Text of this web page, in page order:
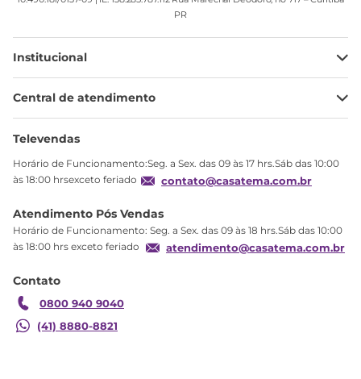
PR
Institucional
Minha Conta
Meus pedidos
Troca
Garantia
Central de atendimento
Ajuda
Televendas
Horário de Funcionamento:Seg. a Sex. das 09 às 17 hrs.Sáb das 10:00
às 18:00 hrsexceto feriado
contato@casatema.com.br
Atendimento Pós Vendas
Horário de Funcionamento: Seg. a Sex. das 09 às 18 hrs.Sáb das 10:00
às 18:00 hrs exceto feriado
atendimento@casatema.com.br
Contato
0800 940 9040
(41) 8880-8821